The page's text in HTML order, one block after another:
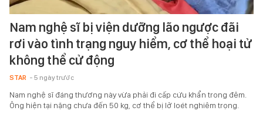
Nam nghệ sĩ bị viện dưỡng lão ngược đãi
rơi vào tình trạng nguy hiểm, cơ thể hoại tử
không thể cử động
STAR - 5 ngày trước
Nam nghệ sĩ đáng thương này vừa phải đi cấp cứu khẩn trong đêm.
Ông hiện tại nặng chưa đến 50 kg, cơ thể bị lở loét nghiêm trọng.